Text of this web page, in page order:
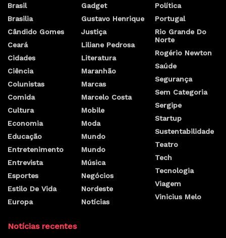
Brasil
Brasilia
Cândido Gomes
Ceará
Cidades
Ciência
Colunistas
Comida
Cultura
Economia
Educação
Entretenimento
Entrevista
Esportes
Estilo De Vida
Europa
Gadget
Gustavo Henrique
Justiça
Liliane Pedrosa
Literatura
Maranhão
Marcas
Marcelo Costa
Mobile
Moda
Mundo
Mundo
Música
Negócios
Nordeste
Notícias
Política
Portugal
Rio Grande Do
Norte
Rogério Newton
Saúde
Segurança
Sem Categoria
Sergipe
Startup
Sustentabilidade
Teatro
Tech
Tecnologia
Viagem
Vinicius Melo
Notícias recentes